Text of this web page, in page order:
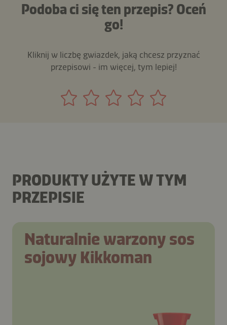
Podoba ci się ten przepis? Oceń
go!
Kliknij w liczbę gwiazdek, jaką chcesz przyznać
przepisowi - im więcej, tym lepiej!
PRODUKTY UŻYTE W TYM
PRZEPISIE
Naturalnie warzony sos
sojowy Kikkoman